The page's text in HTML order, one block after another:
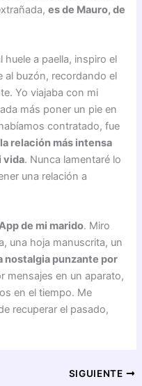
es de Mauro, de
a paella, inspiro el
al buzón, recordando el
Yo viajaba con mi
más poner un pie en
contratado, fue
relación más intensa
vida. Nunca lamentaré lo
una relación a
de mi marido. Miro
una hoja manuscrita, un
nostalgia punzante por
mensajes en un aparato,
en el tiempo. Me
recuperar el pasado,
SIGUIENTE